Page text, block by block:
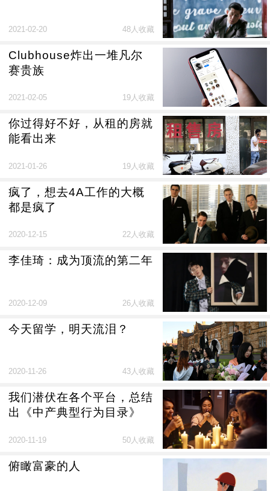
2021-02-20 48人收藏
Clubhouse炸出一堆凡尔
赛贵族
2021-02-05 19人收藏
你过得好不好，从租的房就
能看出来
2021-01-26 19人收藏
疯了，想去4A工作的大概
都是疯了
2020-12-15 22人收藏
李佳琦：成为顶流的第二年
2020-12-09 26人收藏
今天留学，明天流泪？
2020-11-26 43人收藏
我们潜伏在各个平台，总结
出《中产典型行为目录》
2020-11-19 50人收藏
俯瞰富豪的人